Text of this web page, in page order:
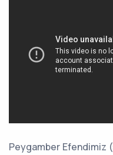
Peygamber Efendimiz